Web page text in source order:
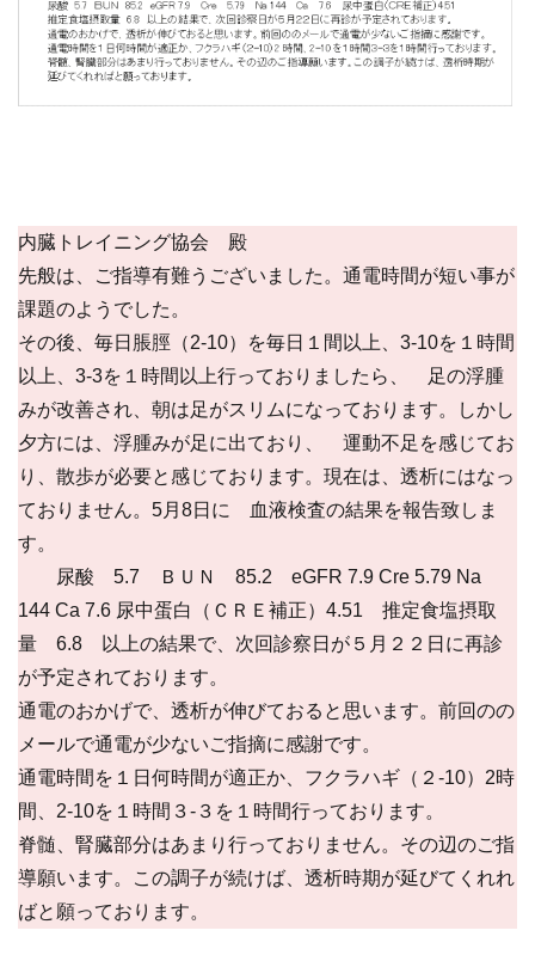
内臓トレイニング協会 殿
先般は、ご指導有難うございました。通電時間が短い事が
課題のようでした。
その後、毎日脹脛（2-10）を毎日１間以上、3-10を１時間
以上、3-3を１時間以上行っておりましたら、 足の浮腫
みが改善され、朝は足がスリムになっております。しかし
夕方には、浮腫みが足に出ており、 運動不足を感じてお
り、散歩が必要と感じております。現在は、透析にはなっ
ておりません。5月8日に 血液検査の結果を報告致しま
す。
尿酸 5.7 ＢＵＮ 85.2 eGFR 7.9 Cre 5.79 Na
144 Ca 7.6 尿中蛋白（ＣＲＥ補正）4.51 推定食塩摂取
量 6.8 以上の結果で、次回診察日が５月２２日に再診
が予定されております。
通電のおかげで、透析が伸びておると思います。前回のの
メールで通電が少ないご指摘に感謝です。
通電時間を１日何時間が適正か、フクラハギ（２-10）2時
間、2-10を１時間３-３を１時間行っております。
脊髄、腎臓部分はあまり行っておりません。その辺のご指
導願います。この調子が続けば、透析時期が延びてくれれ
ばと願っております。